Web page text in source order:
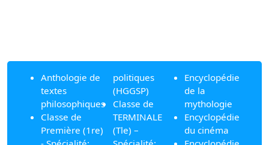
Anthologie de
textes
philosophiques
Classe de
Première (1re)
politiques
(HGGSP)
Classe de
TERMINALE
(Tle) –
Encyclopédie
de la
mythologie
Encyclopédie
du cinéma